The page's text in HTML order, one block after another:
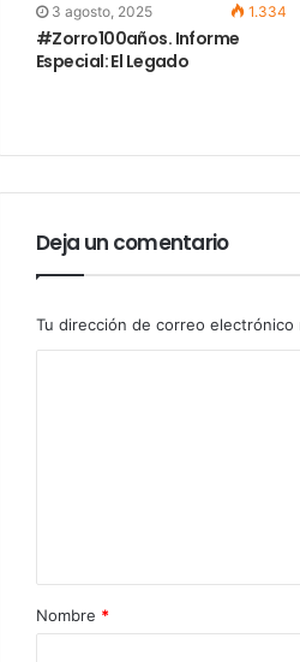
3 agosto, 2025 1.334
#Zorro100años. Informe
Especial: El Legado
Deja un comentario
Tu dirección de correo electrónico
Nombre *